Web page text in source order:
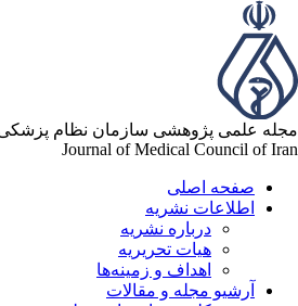
علمی پژوهشی سازمان نظام پزشکی
Journal of Medical Council of
صفحه اصلی
اطلاعات نشریه
درباره نشریه
هیات تحریریه
اهداف و زمینه‌ها
آرشیو مجله و مقالات